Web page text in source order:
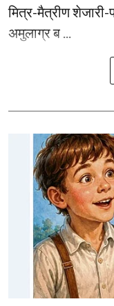
मित्र-मैत्रीण शेजारी-
अमुलाग्र ब ...